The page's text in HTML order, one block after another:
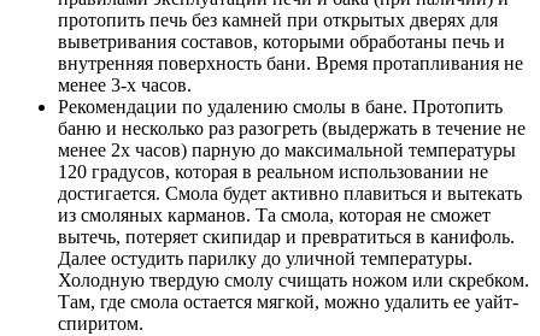
протопить печь без камней при открытых дверях для
выветривания составов, которыми обработаны печь и
внутренняя поверхность бани. Время протапливания не
менее 3-х часов.
Рекомендации по удалению смолы в бане. Протопить
баню и несколько раз разогреть (выдержать в течение не
менее 2х часов) парную до максимальной температуры
120 градусов, которая в реальном использовании не
достигается. Смола будет активно плавиться и вытекать
из смоляных карманов. Та смола, которая не сможет
вытечь, потеряет скипидар и превратиться в канифоль.
Далее остудить парилку до уличной температуры.
Холодную твердую смолу счищать ножом или скребком.
Там, где смола остается мягкой, можно удалить ее уайт-
спиритом.